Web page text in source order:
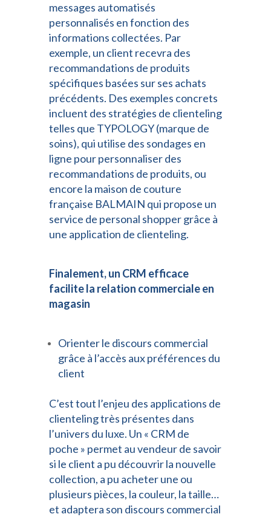
messages automatisés
personnalisés en fonction des
informations collectées. Par
exemple, un client recevra des
recommandations de produits
spécifiques basées sur ses achats
précédents. Des exemples concrets
incluent des stratégies de clienteling
telles que TYPOLOGY (marque de
soins), qui utilise des sondages en
ligne pour personnaliser des
recommandations de produits, ou
encore la maison de couture
française BALMAIN qui propose un
service de personal shopper grâce à
une application de clienteling.
Finalement, un CRM efficace
facilite la relation commerciale en
magasin
Orienter le discours commercial
grâce à l’accès aux préférences du
client
C’est tout l’enjeu des applications de
clienteling très présentes dans
l’univers du luxe. Un « CRM de
poche » permet au vendeur de savoir
si le client a pu découvrir la nouvelle
collection, a pu acheter une ou
plusieurs pièces, la couleur, la taille…
et adaptera son discours commercial